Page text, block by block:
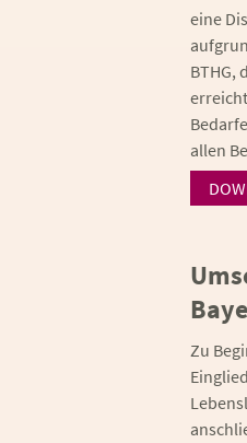
eine
BTHG,
allen
Zu